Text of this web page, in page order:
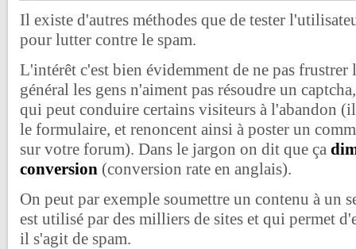
Il existe d'autres méthodes que de tester
pour lutter contre le spam.
L'intérêt c'est bien évidemment de ne pas frustrer
général les gens n'aiment pas résoudre un
qui peut conduire certains visiteurs à l'abandon
le formulaire, et renoncent ainsi à poster un
sur votre forum). Dans le jargon on dit que ça
conversion (conversion rate en anglais).
On peut par exemple soumettre un contenu à un
est utilisé par des milliers de sites et qui permet
il s'agit de spam.